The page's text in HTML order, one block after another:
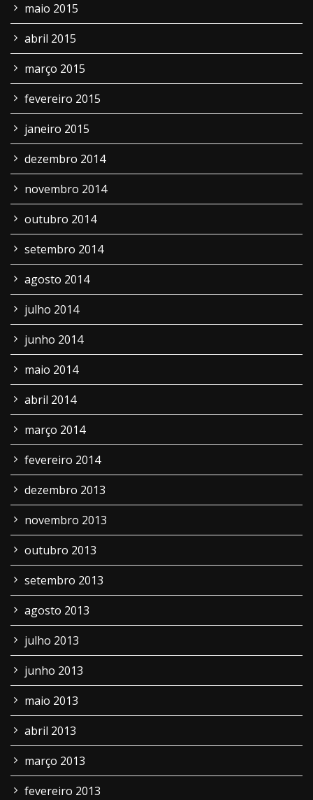
maio 2015
abril 2015
março 2015
fevereiro 2015
janeiro 2015
dezembro 2014
novembro 2014
outubro 2014
setembro 2014
agosto 2014
julho 2014
junho 2014
maio 2014
abril 2014
março 2014
fevereiro 2014
dezembro 2013
novembro 2013
outubro 2013
setembro 2013
agosto 2013
julho 2013
junho 2013
maio 2013
abril 2013
março 2013
fevereiro 2013